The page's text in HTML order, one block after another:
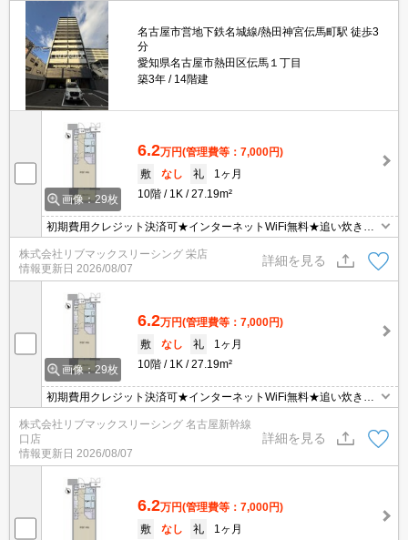
名古屋市営地下鉄名城線/熱田神宮伝馬町駅 徒歩3
分
愛知県名古屋市熱田区伝馬１丁目
築3年
14階建
画像：29枚
6.2万円(管理費等：7,000円)
敷
なし 礼
1ヶ月
10階
1K 27.19m²
初期費用クレジット決済可★インターネットWiFi無料★追い炊き機
能など設備充実！ウォークインクローゼット付きの１K♪
株式会社リブマックスリーシング 栄店
情報更新日 2026/08/07
詳細を見る
画像：29枚
6.2万円(管理費等：7,000円)
敷
なし 礼
1ヶ月
10階
1K 27.19m²
初期費用クレジット決済可★インターネットWiFi無料★追い炊き機
能など設備充実！ウォークインクローゼット付きの１K♪
株式会社リブマックスリーシング 名古屋新幹線
口店
情報更新日 2026/08/07
詳細を見る
6.2万円(管理費等：7,000円)
敷
なし 礼
1ヶ月